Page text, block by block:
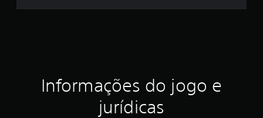
l
Informações do jogo e
jurídicas